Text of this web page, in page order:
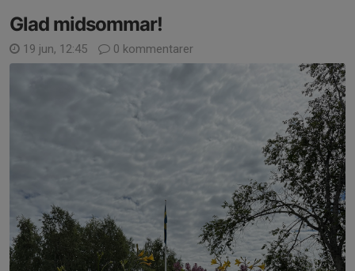
Glad midsommar!
19 jun, 12:45 0 kommentarer